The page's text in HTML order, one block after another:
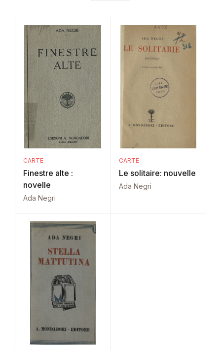
CARTE
Finestre alte :
novelle
Ada Negri
CARTE
Le solitaire: nouvelle
Ada Negri